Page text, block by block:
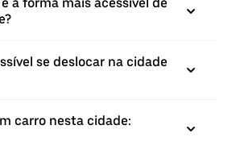
se deslocar na cidade
carro nesta cidade: